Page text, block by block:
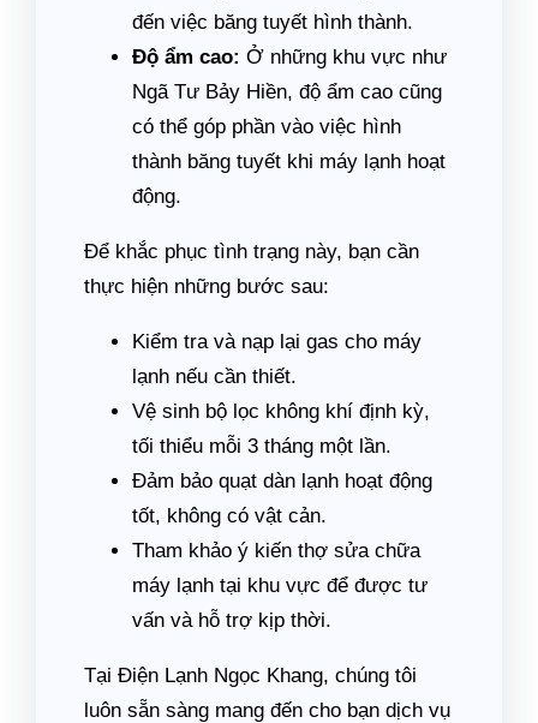
đến việc băng tuyết hình thành.
Độ ẩm cao: Ở những khu vực như
Ngã Tư Bảy Hiền, độ ẩm cao cũng
có thể góp phần vào việc hình
thành băng tuyết khi máy lạnh hoạt
động.
Để khắc phục tình trạng này, bạn cần
thực hiện những bước sau:
Kiểm tra và nạp lại gas cho máy
lạnh nếu cần thiết.
Vệ sinh bộ lọc không khí định kỳ,
tối thiểu mỗi 3 tháng một lần.
Đảm bảo quạt dàn lạnh hoạt động
tốt, không có vật cản.
Tham khảo ý kiến thợ sửa chữa
máy lạnh tại khu vực để được tư
vấn và hỗ trợ kịp thời.
Tại Điện Lạnh Ngọc Khang, chúng tôi
luôn sẵn sàng mang đến cho bạn dịch vụ